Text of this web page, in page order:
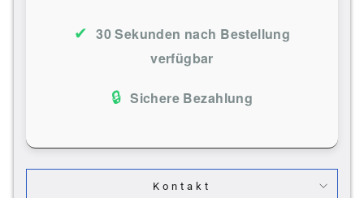
✔ 30 Sekunden nach Bestellung
verfügbar
🔒 Sichere Bezahlung
Kontakt